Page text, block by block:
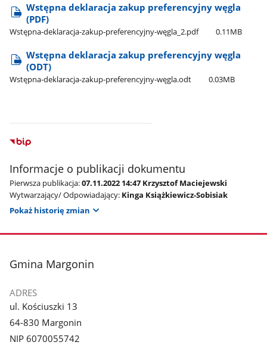
Wstępna deklaracja zakup preferencyjny węgla
(PDF)
Wstępna-deklaracja-zakup-preferencyjny-węgla​_2.pdf 0.11MB
Wstępna deklaracja zakup preferencyjny węgla
(ODT)
Wstępna-deklaracja-zakup-preferencyjny-węgla.odt 0.03MB
Informacje o publikacji dokumentu
Pierwsza publikacja:07.11.2022 14:47 Krzysztof Maciejewski
Wytwarzający/ Odpowiadający: Kinga Książkiewicz-Sobisiak
Pokaż historię zmian
stopka
Gmina Margonin
ADRES
ul. Kościuszki 13
64-830 Margonin
NIP 6070055742